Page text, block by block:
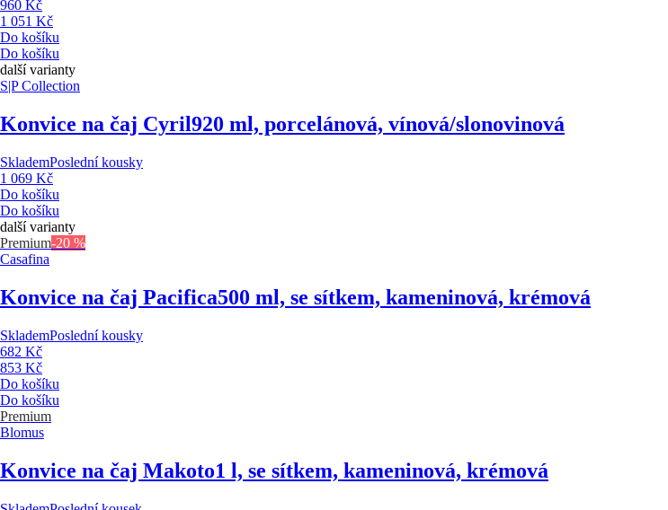
960 Kč
1 051 Kč
Do košíku
Do košíku
další varianty
S|P Collection
Konvice na čaj Cyril920 ml, porcelánová, vínová/slonovinová
SklademPoslední kousky
1 069 Kč
Do košíku
Do košíku
další varianty
Premium-20 %
Casafina
Konvice na čaj Pacifica500 ml, se sítkem, kameninová, krémová
SklademPoslední kousky
682 Kč
853 Kč
Do košíku
Do košíku
Premium
Blomus
Konvice na čaj Makoto1 l, se sítkem, kameninová, krémová